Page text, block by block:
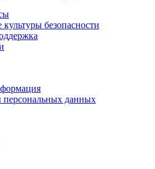
безопасности
персональных данных